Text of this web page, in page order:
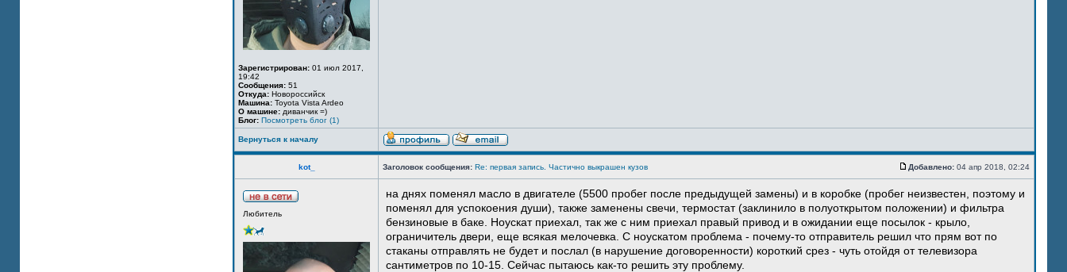
Зарегистрирован: 01 июл 2017,
19:42
Сообщения: 51
Откуда: Новороссийск
Машина: Toyota Vista Ardeo
О машине: диванчик =)
Блог: Посмотреть блог (1)
Вернуться к началу
kot_ Заголовок сообщения: Re: первая запись. Частично выкрашен кузов Добавлено: 04 апр 2018, 02:24
Любитель
на днях поменял масло в двигателе (5500 пробег после предыдущей замены) и в коробке (пробег неизвестен, поэтому и
поменял для успокоения души), также заменены свечи, термостат (заклинило в полуоткрытом положении) и фильтра
бензиновые в баке. Ноускат приехал, так же с ним приехал правый привод и в ожидании еще посылок - крыло,
ограничитель двери, еще всякая мелочевка. С ноускатом проблема - почему-то отправитель решил что прям вот по
стаканы отправлять не будет и послал (в нарушение договоренности) короткий срез - чуть отойдя от телевизора
сантиметров по 10-15. Сейчас пытаюсь как-то решить эту проблему.